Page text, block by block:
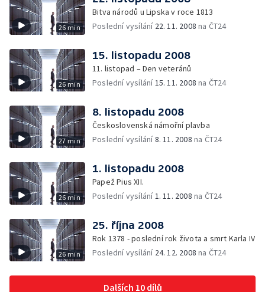
26 min
Bitva národů u Lipska v roce 1813
Poslední vysílání 22. 11. 2008 na ČT24
26 min
15. listopadu 2008
11. listopad – Den veteránů
Poslední vysílání15. 11. 2008 na ČT24
27 min
8. listopadu 2008
Československá námořní plavba
Poslední vysílání8. 11. 2008 na ČT24
26 min
1. listopadu 2008
Papež Pius XII.
Poslední vysílání1. 11. 2008 na ČT24
26 min
25. října 2008
Rok 1378 - poslední rok života a smrt Karla IV
Poslední vysílání 24. 12. 2008 na ČT24
Dalších 10 dílů